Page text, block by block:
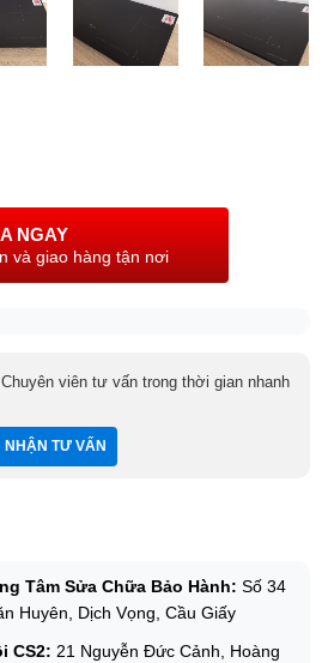
NGAY
và giao hàng tận nơi
viên tư vấn trong thời gian nhanh
Tâm Sửa Chữa Bảo Hành: Số 34
Huyên, Dịch Vọng, Cầu Giấy
CS2: 21 Nguyễn Đức Cảnh, Hoàng